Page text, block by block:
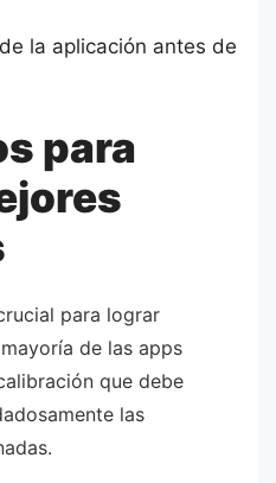
la aplicación antes de
para
para lograr
de las apps
que debe
las